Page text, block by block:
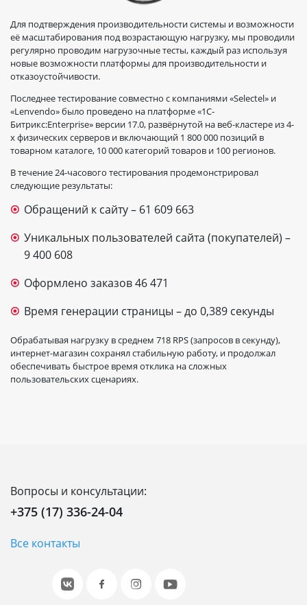
Для подтверждения производительности системы и возможности
её масштабирования под возрастающую нагрузку, мы проводили
регулярно проводим нагрузочные тесты, каждый раз используя
новые возможности платформы для производительности и
отказоустойчивости.
Последнее тестирование совместно с компаниями «Selectel» и
«Lenvendo» было проведено на платформе «1С-
Битрикс:Enterprise» версии 17.0, развёрнутой на веб-кластере из 4-
х физических серверов и включающий 1 800 000 позиций в
товарном каталоге, 10 000 категорий товаров и 100 регионов.
В течение 24-часового тестирования продемонстрировал
следующие результаты:
Обращений к сайту – 61 609 663
Уникальных пользователей сайта (покупателей) –
9 400 608
Оформлено заказов 46 471
Время генерации страницы – до 0,389 секунды
Обрабатывая нагрузку в среднем 718 RPS (запросов в секунду),
интернет-магазин сохранял стабильную работу, и продолжал
обеспечивать быстрое время отклика на сложных
пользовательских сценариях.
Вопросы и консультации:
+375 (17) 336-24-04
Все контакты